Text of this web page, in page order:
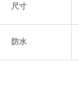
尺寸
防水